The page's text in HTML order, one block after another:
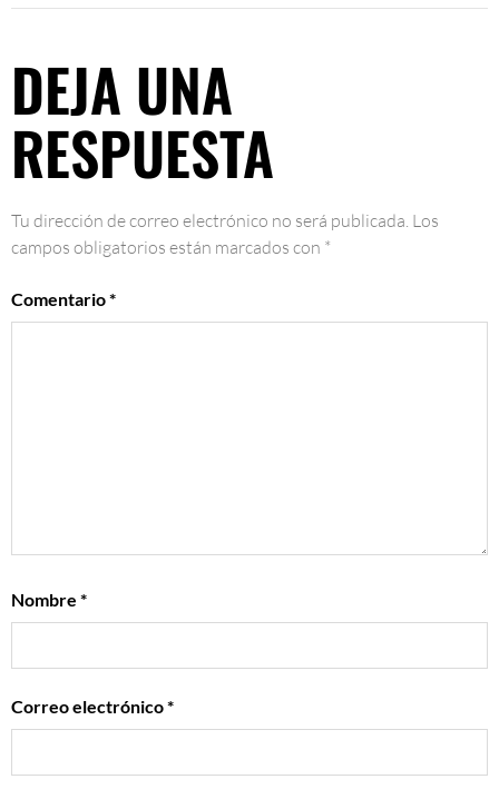
DEJA UNA
RESPUESTA
Tu dirección de correo electrónico no será publicada. Los
campos obligatorios están marcados con *
Comentario*
Nombre *
Correo electrónico*